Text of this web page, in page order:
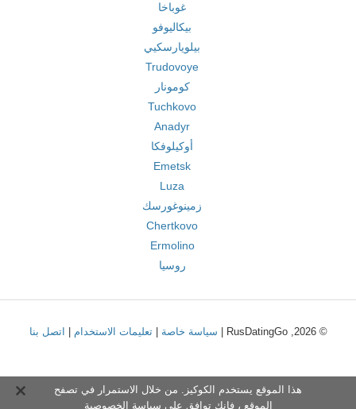
غوباخا
بيكاليوفو
بيلويارسكيي
Trudovoye
كومونار
Tuchkovo
Anadyr
أوكيلوفكا
Emetsk
Luza
زمينوغورسك
Chertkovo
Ermolino
روسيا
© 2026, RusDatingGo | سياسة خاصة |تعليمات الاستخدام اتصل بنا
هذا الموقع يستخدم الكوكيز. من خلال الاستمرار في تصفح
الموقع ، فإنك توافق على سياسة الخصوصية